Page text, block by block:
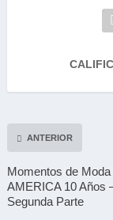
ANTERIOR
Momentos de
AMERICA 10 Años
Segunda Parte